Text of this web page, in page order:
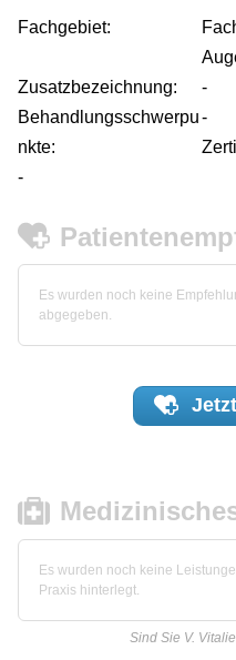
Fachgebiet:
Zusatzbezeichnung:
-
Behandlungsschwerpu
nkte:
-
-
Es wurden noch keine
abgegeben.
Jetzt
Es wurden noch keine
Praxis hinterlegt.
Sind Sie V.